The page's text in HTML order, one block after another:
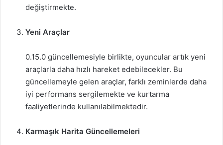
değiştirmekte.
Yeni Araçlar
0.15.0 güncellemesiyle birlikte, oyuncular artık yeni
araçlarla daha hızlı hareket edebilecekler. Bu
güncellemeyle gelen araçlar, farklı zeminlerde daha
iyi performans sergilemekte ve kurtarma
faaliyetlerinde kullanılabilmektedir.
Karmaşık Harita Güncellemeleri